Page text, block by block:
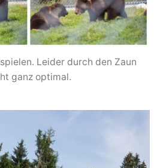
Leider durch den Zaun
ganz optimal.